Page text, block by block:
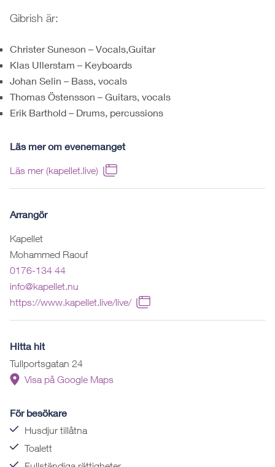
Gibrish är:
Christer Suneson – Vocals,Guitar
Klas Ullerstam – Keyboards
Johan Selin – Bass, vocals
Thomas Östensson – Guitars, vocals
Erik Barthold – Drums, percussions
Läs mer om evenemanget
Läs mer (kapellet.live)
Arrangör
Kapellet
Mohammed Raouf
0176-134 44
info@kapellet.nu
https://www.kapellet.live/live/
Hitta hit
Tullportsgatan 24
Visa på Google Maps
För besökare
Husdjur tillåtna
Toalett